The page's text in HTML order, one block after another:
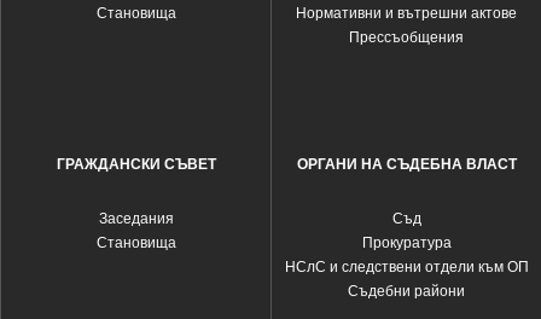
Становища
Нормативни и вътрешни актове
Прессъобщения
ГРАЖДАНСКИ СЪВЕТ
Заседания
Становища
ОРГАНИ НА СЪДЕБНА ВЛАСТ
Съд
Прокуратура
НСлС и следствени отдели към ОП
Съдебни райони